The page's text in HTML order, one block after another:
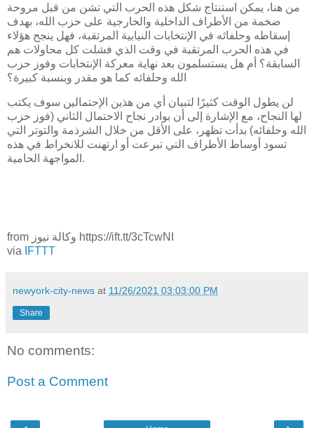
من هنا، يمكن استنتاج شكل هذه الحرب التي تشن من قبل مروحة
ضخمة من الأطراف الداخلية والخارجية على حزب الله، بهدف
إسقاطه وحلفائه في الإنتخابات النيابية المرتقبة، فهل ينجح هؤلاء
في هذه الحرب المرتقبة في وقت الذي فشلت كل محاولات هم
السابقة؟ أم هل يستسلمون بعد نهاية معركة الإنتخابات وفوز حزب
الله وحلفائه كما هو مقدر وبنسبة كبيرة؟
لن يطول الوقت كثيرًا لتبيان أي من هذين الإحتمالين سوف يكتب
لها النجاح، مع الإشارة إلى أن بوادر نجاح الاحتمال الثاني (فوز حزب
الله وحلفائه) بدأت تظهر، على الأقل من خلال الشرذمة والتوتر التي
تسود أوساط الأطراف التي تبرعت أو ارتهنت للانخراط في هذه
المواجهة الحامية.
from وكالة نيوز https://ift.tt/3cTcwNI
via
IFTTT
newyork-city-news at 11/26/2021 03:03:00 PM
Share
No comments:
Post a Comment